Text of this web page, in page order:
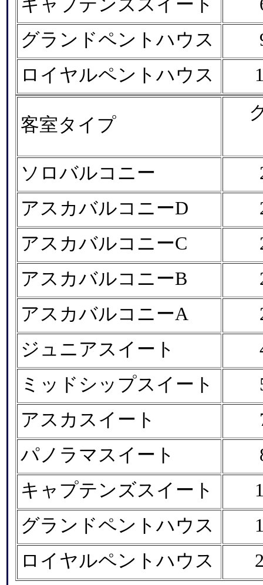
グランドペントハウス
ロイヤルペントハウス
客室タイプ
ソロバルコニー
アスカバルコニーD
アスカバルコニーC
アスカバルコニーB
アスカバルコニーA
ジュニアスイート
ミッドシップスイート
アスカスイート
パノラマスイート
キャプテンズスイート
グランドペントハウス
ロイヤルペントハウス